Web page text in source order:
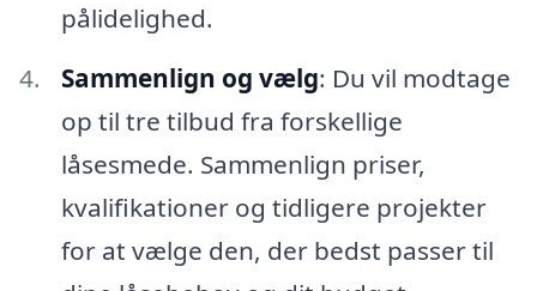
pålidelighed.
Sammenlign og vælg: Du vil modtage
op til tre tilbud fra forskellige
låsesmede. Sammenlign priser,
kvalifikationer og tidligere projekter
for at vælge den, der bedst passer til